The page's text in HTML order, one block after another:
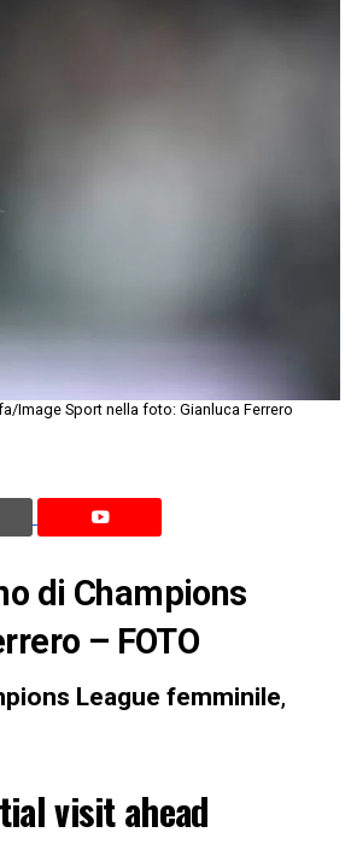
Image Sport nella foto: Gianluca Ferrero
di Champions
– FOTO
League femminile,
visit ahead